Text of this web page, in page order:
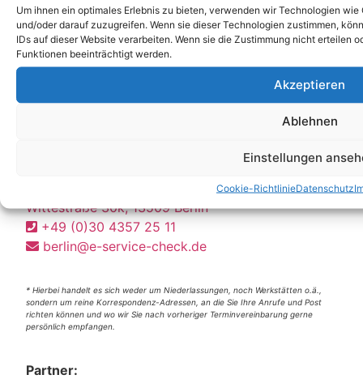
Um ihnen ein optimales Erlebnis zu bieten, verwenden wir Technologien
und/oder darauf zuzugreifen. Wenn sie dieser Technologien zustimmen,
IDs auf dieser Website verarbeiten. Wenn sie die Zustimmung nicht erteilen
Funktionen beeinträchtigt werden.
Akzeptieren
Ablehnen
Einstellungen
Cookie-RichtlinieDatenschutz
Unsere Korrespondenz-Adressen*:
Wittestraße 30k, 13509 Berlin
+49 (0)30 4357 25 11
berlin@e-service-check.de
* Hierbei handelt es sich weder um Niederlassungen, noch Werkstätten o.ä.,
sondern um reine Korrespondenz-Adressen, an die Sie Ihre Anrufe und Post
richten können und wo wir Sie nach vorheriger Terminvereinbarung gerne
persönlich empfangen.
Partner: